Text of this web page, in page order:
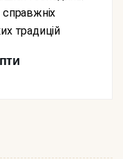
справжніх
традицій